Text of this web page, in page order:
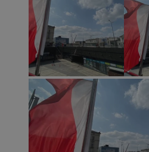
VISITOR_PRIVACY_METADATA
Google Privacy Policy